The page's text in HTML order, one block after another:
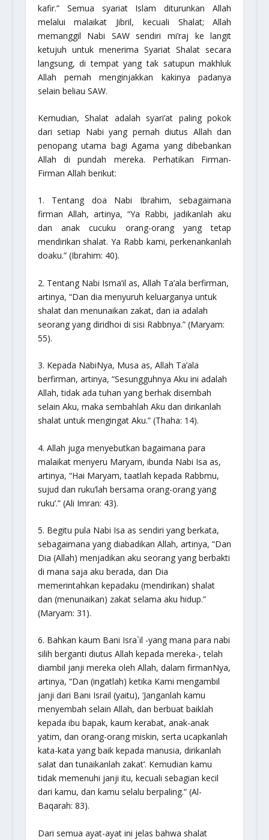
kafir.” Semua syariat Islam diturunkan Allah
melalui malaikat Jibril, kecuali Shalat; Allah
memanggil Nabi SAW sendiri mi’raj ke langit
ketujuh untuk menerima Syariat Shalat secara
langsung, di tempat yang tak satupun makhluk
Allah pernah menginjakkan kakinya padanya
selain beliau SAW.
Kemudian, Shalat adalah syari’at paling pokok
dari setiap Nabi yang pernah diutus Allah dan
penopang utama bagi Agama yang dibebankan
Allah di pundah mereka. Perhatikan Firman-
Firman Allah berikut:
1. Tentang doa Nabi Ibrahim, sebagaimana
firman Allah, artinya, “Ya Rabbi, jadikanlah aku
dan anak cucuku orang-orang yang tetap
mendirikan shalat. Ya Rabb kami, perkenankanlah
doaku.”(Ibrahim: 40).
2. Tentang Nabi Isma’il as, Allah Ta’ala berfirman,
artinya, “Dan dia menyuruh keluarganya untuk
shalat dan menunaikan zakat, dan ia adalah
seorang yang diridhoi di sisi Rabbnya.”(Maryam:
55).
3. Kepada NabiNya, Musa as, Allah Ta’ala
berfirman, artinya, “Sesungguhnya Aku ini adalah
Allah, tidak ada tuhan yang berhak disembah
selain Aku, maka sembahlah Aku dan dirikanlah
shalat untuk mengingat Aku.”(Thaha: 14).
4. Allah juga menyebutkan bagaimana para
malaikat menyeru Maryam, ibunda Nabi Isa as,
artinya, “Hai Maryam, taatlah kepada Rabbmu,
sujud dan ruku’lah bersama orang-orang yang
ruku’.” (Ali Imran: 43).
5. Begitu pula Nabi Isa as sendiri yang berkata,
sebagaimana yang diabadikan Allah, artinya, “Dan
Dia (Allah) menjadikan aku seorang yang berbakti
di mana saja aku berada, dan Dia
memerintahkan kepadaku (mendirikan) shalat
dan (menunaikan) zakat selama aku hidup.”
(Maryam: 31).
6. Bahkan kaum Bani Isra`il -yang mana para nabi
silih berganti diutus Allah kepada mereka-, telah
diambil janji mereka oleh Allah, dalam firmanNya,
artinya, “Dan (ingatlah) ketika Kami mengambil
janji dari Bani Israil (yaitu), ‘Janganlah kamu
menyembah selain Allah, dan berbuat baiklah
kepada ibu bapak, kaum kerabat, anak-anak
yatim, dan orang-orang miskin, serta ucapkanlah
kata-kata yang baik kepada manusia, dirikanlah
salat dan tunaikanlah zakat’. Kemudian kamu
tidak memenuhi janji itu, kecuali sebagian kecil
dari kamu, dan kamu selalu berpaling.”(Al-
Baqarah: 83).
Dari semua ayat-ayat ini jelas bahwa shalat